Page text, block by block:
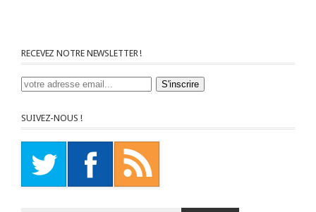
RECEVEZ NOTRE NEWSLETTER !
SUIVEZ-NOUS !